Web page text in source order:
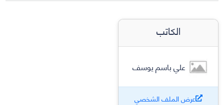
الكاتب
علي باسم يوسف
عرض الملف الشخصي